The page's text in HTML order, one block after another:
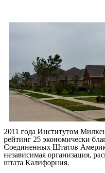
2011 года Институтом
рейтинг 25 экономически
Соединенных Штатов
независимая организация,
штата Калифорния.